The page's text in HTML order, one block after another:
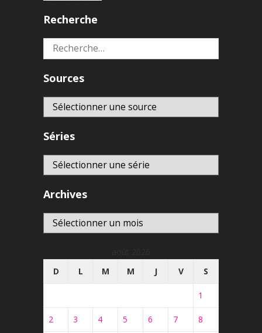
Recherche
Rechercher :
Sources
Séries
Archives
Archives
D
L M M J V S
1
2 3 4 5 6 7 8